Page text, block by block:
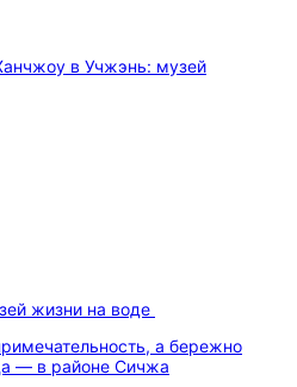
жизни на воде
а бережно
— в районе Сичжа